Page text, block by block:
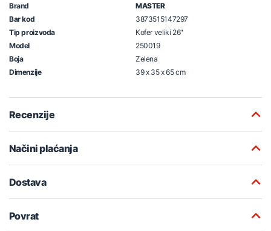
Brand
MASTER
Bar kod
3873515147297
Tip proizvoda
Kofer veliki 26"
Model
250019
Boja
Zelena
Dimenzije
39 x 35 x 65 cm
Recenzije
Načini plaćanja
Dostava
Povrat